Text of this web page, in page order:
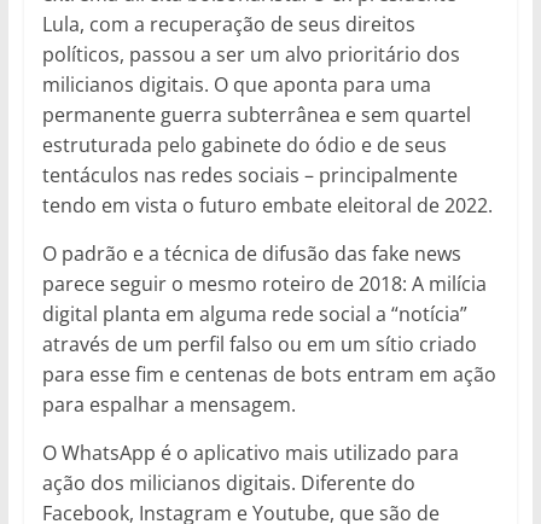
Lula, com a recuperação de seus direitos
políticos, passou a ser um alvo prioritário dos
milicianos digitais. O que aponta para uma
permanente guerra subterrânea e sem quartel
estruturada pelo gabinete do ódio e de seus
tentáculos nas redes sociais – principalmente
tendo em vista o futuro embate eleitoral de 2022.
O padrão e a técnica de difusão das fake news
parece seguir o mesmo roteiro de 2018: A milícia
digital planta em alguma rede social a “notícia”
através de um perfil falso ou em um sítio criado
para esse fim e centenas de bots entram em ação
para espalhar a mensagem.
O WhatsApp é o aplicativo mais utilizado para
ação dos milicianos digitais. Diferente do
Facebook, Instagram e Youtube, que são de